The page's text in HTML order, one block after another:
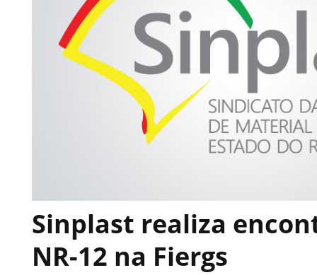
Sinplast realiza
NR-12 na Fiergs